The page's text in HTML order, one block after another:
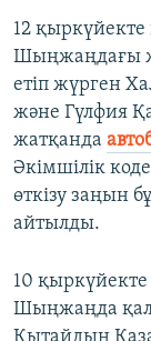
12
Шыңжаңдағы
етіп жүрген
және Гүлфия
жатқанда
Әкімшілік
өткізу заңын
айтылды.
10
Шыңжаңда